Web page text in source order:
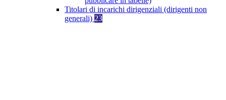
Titolari di incarichi dirigenziali (dirigenti non
generali) 23